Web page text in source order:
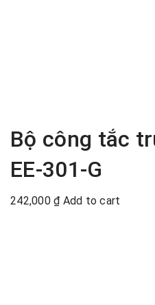
Bộ công tắc
EE-301-G
242,000 ₫ Add to cart